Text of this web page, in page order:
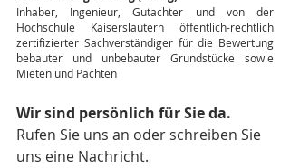
Inhaber, Ingenieur, Gutachter und von der
Hochschule Kaiserslautern öffentlich-rechtlich
zertifizierter Sachverständiger für die Bewertung
bebauter und unbebauter Grundstücke sowie
Mieten und Pachten
Wir sind persönlich für Sie da.
Rufen Sie uns an oder schreiben Sie
uns eine Nachricht.